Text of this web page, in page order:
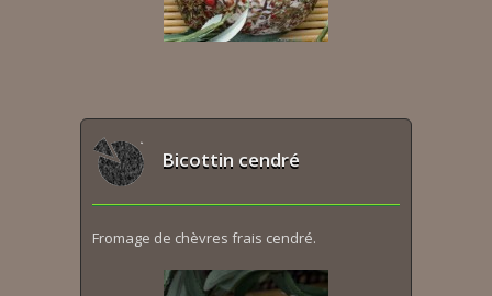
Bicottin cendré
Fromage de chèvres frais cendré.